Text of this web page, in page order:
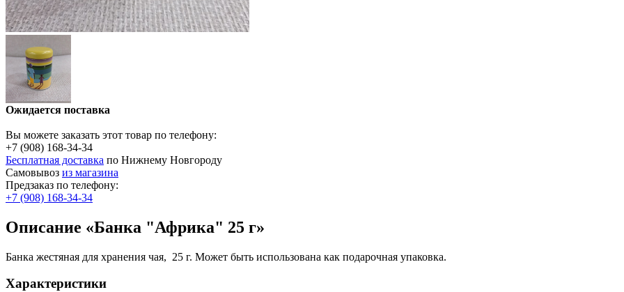
Ожидается поставка
Вы можете заказать этот товар по телефону:
+7 (908) 168-34-34
Бесплатная доставка по Нижнему Новгороду
Самовывоз из магазина
Предзаказ по телефону:
+7 (908) 168-34-34
Описание «Банка "Африка" 25 г»
Банка жестяная для хранения чая, 25 г. Может быть использована как подарочная упаковка.
Характеристики